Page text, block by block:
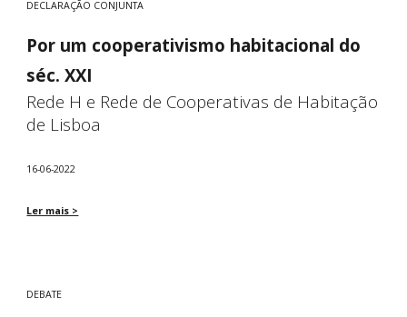
DECLARAÇÃO CONJUNTA
Por um cooperativismo habitacional do
séc. XXI
Rede H e Rede de Cooperativas de Habitação
de Lisboa
16-06-2022
Ler mais >
DEBATE